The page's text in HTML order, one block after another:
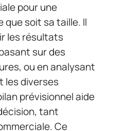
pour une
que soit sa taille. Il
les résultats
sur des
ou en analysant
les diverses
prévisionnel aide
tant
Ce